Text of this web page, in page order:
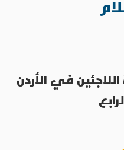
في الأردن